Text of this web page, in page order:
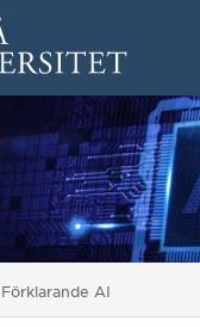
Du är här:
Förklarande AI